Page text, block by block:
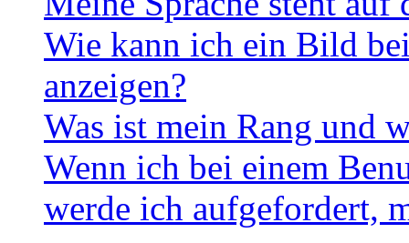
Wie kann ich ein Bild
anzeigen?
Was ist mein Rang und
Wenn ich bei einem
werde ich aufgefordert,